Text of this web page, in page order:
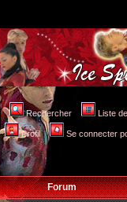
Rechercher Liste
Profil Se connecter
Forum